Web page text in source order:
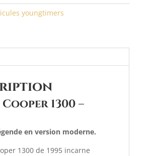
youngtimers
1300 –
en version moderne.
1300 de 1995 incarne